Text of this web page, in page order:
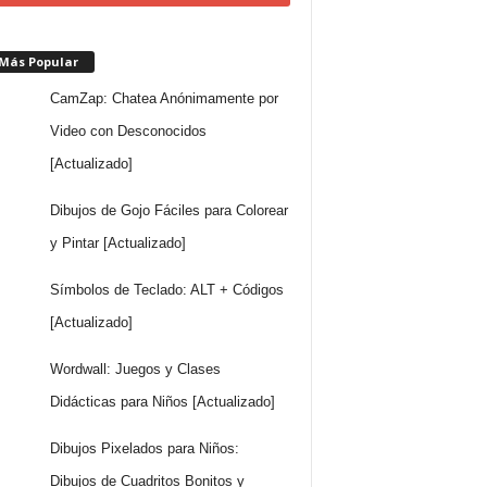
Popular
CamZap: Chatea Anónimamente por
Video con Desconocidos
[Actualizado]
Dibujos de Gojo Fáciles para Colorear
y Pintar [Actualizado]
Símbolos de Teclado: ALT + Códigos
[Actualizado]
Wordwall: Juegos y Clases
Didácticas para Niños [Actualizado]
Dibujos Pixelados para Niños:
Dibujos de Cuadritos Bonitos y